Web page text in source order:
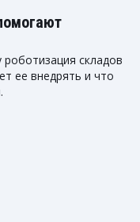
складов
ее внедрять и что